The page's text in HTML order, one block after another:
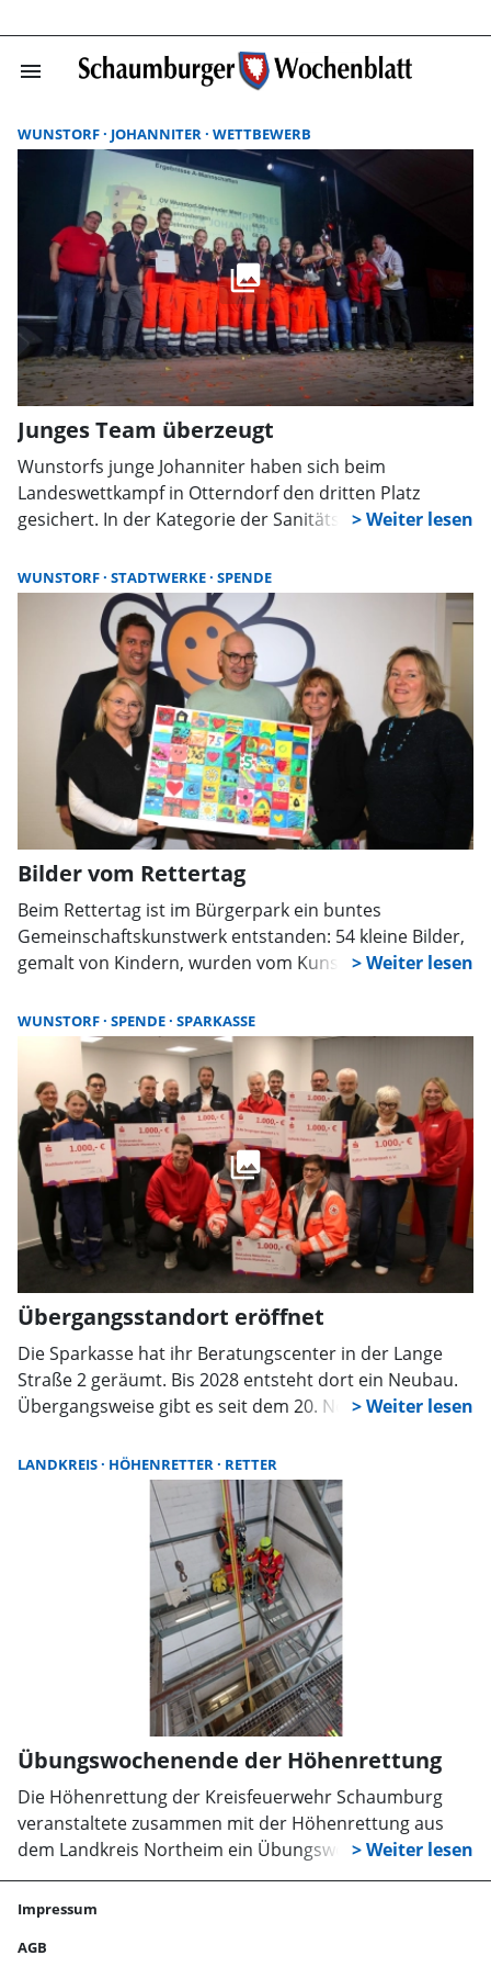
menu
WUNSTORF JOHANNITER WETTBEWERB
Junges Team überzeugt
Wunstorfs junge Johanniter haben sich beim
Landeswettkampf in Otterndorf den dritten Platz
gesichert. In der Kategorie der Sanitätshelfer
Vorbereitung.
WUNSTORF STADTWERKE SPENDE
Bilder vom Rettertag
Beim Rettertag ist im Bürgerpark ein buntes
Gemeinschaftskunstwerk entstanden: 54 kleine Bilder,
gemalt von Kindern, wurden vom Kunstverein an die
Kundencenter ausgestellt – und der Verein erhielt eine
Spende von 300 Euro.
WUNSTORF SPENDE SPARKASSE
Übergangsstandort eröffnet
Die Sparkasse hat ihr Beratungscenter in der Lange
Straße 2 geräumt. Bis 2028 entsteht dort ein Neubau.
Übergangsweise gibt es seit dem 20. November ein
Schließfächern. Zudem leitet Verena Luther seit 1.
November die Wunstorfer Standorte.
LANDKREIS HÖHENRETTER RETTER
Übungswochenende der Höhenrettung
Die Höhenrettung der Kreisfeuerwehr Schaumburg
veranstaltete zusammen mit der Höhenrettung aus
dem Landkreis Northeim ein Übungswochenende. An
einem Freitag wurde mit dem Üben von Grundlagen im
Feuerwehrhaus Bückeburg begonnen. Dabei galt es u.
Grundaufbau des gespiegelten Systems sowie das
Impressum
AGB